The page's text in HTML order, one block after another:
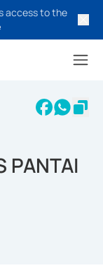
access to the
PANTAI